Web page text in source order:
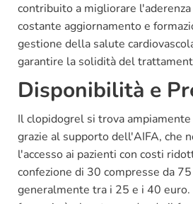
contribuito a migliorare
costante aggiornamento e
gestione della salute
garantire la solidità del
Disponibilità e
Il clopidogrel si trova
grazie al supporto dell'AIFA, che
l'accesso ai pazienti con costi
confezione di 30 compresse da
generalmente tra i 25 e i 40